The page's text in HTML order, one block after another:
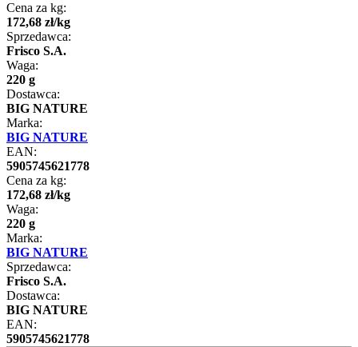
Cena za kg:
172,68 zł/kg
Sprzedawca:
Frisco S.A.
Waga:
220 g
Dostawca:
BIG NATURE
Marka:
BIG NATURE
EAN:
5905745621778
Cena za kg:
172,68 zł/kg
Waga:
220 g
Marka:
BIG NATURE
Sprzedawca:
Frisco S.A.
Dostawca:
BIG NATURE
EAN:
5905745621778